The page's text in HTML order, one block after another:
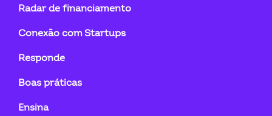
in
Radar de financiamento
Conexão com Startups
Responde
Boas práticas
Ensina